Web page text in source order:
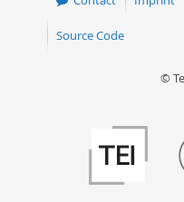
Source Code
©